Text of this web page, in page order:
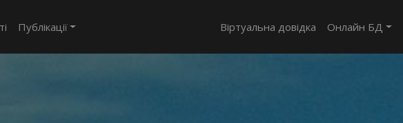
Публікації Віртуальна довідка Онлайн БД